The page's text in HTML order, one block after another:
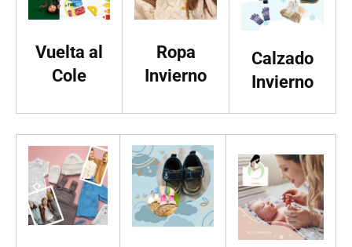
Vuelta al
Cole
Ropa
Invierno
Calzado
Invierno